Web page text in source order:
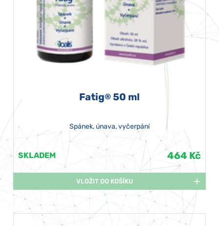
Fatig® 50 ml
Spánek, únava, vyčerpání
SKLADEM 464 Kč
VLOŽIT DO KOŠÍKU